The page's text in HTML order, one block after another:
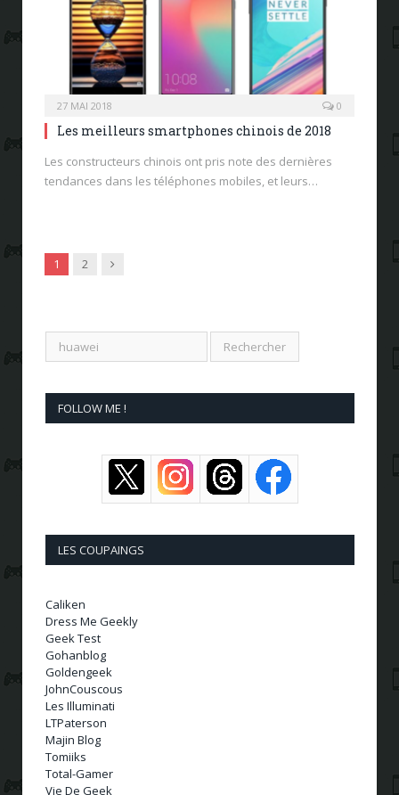
27 MAI 2018 0
Les meilleurs smartphones chinois de 2018
Les constructeurs chinois ont pris note des dernières
tendances dans les téléphones mobiles, et leurs…
1 2 Next
FOLLOW ME !
LES COUPAINGS
Caliken
Dress Me Geekly
Geek Test
Gohanblog
Goldengeek
JohnCouscous
Les Illuminati
LTPaterson
Majin Blog
Tomiiks
Total-Gamer
Vie De Geek